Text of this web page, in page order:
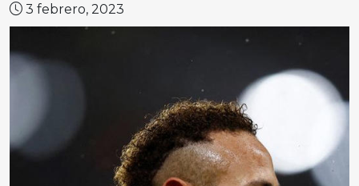
3 febrero, 2023